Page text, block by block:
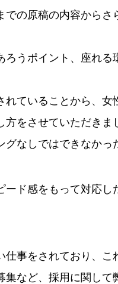
での原稿の内容から
ろうポイント、座れ
れていることから、
をさせていただきま
グなしではできなか
ード感をもって対応
仕事をされており、こ
集など、採用に関し